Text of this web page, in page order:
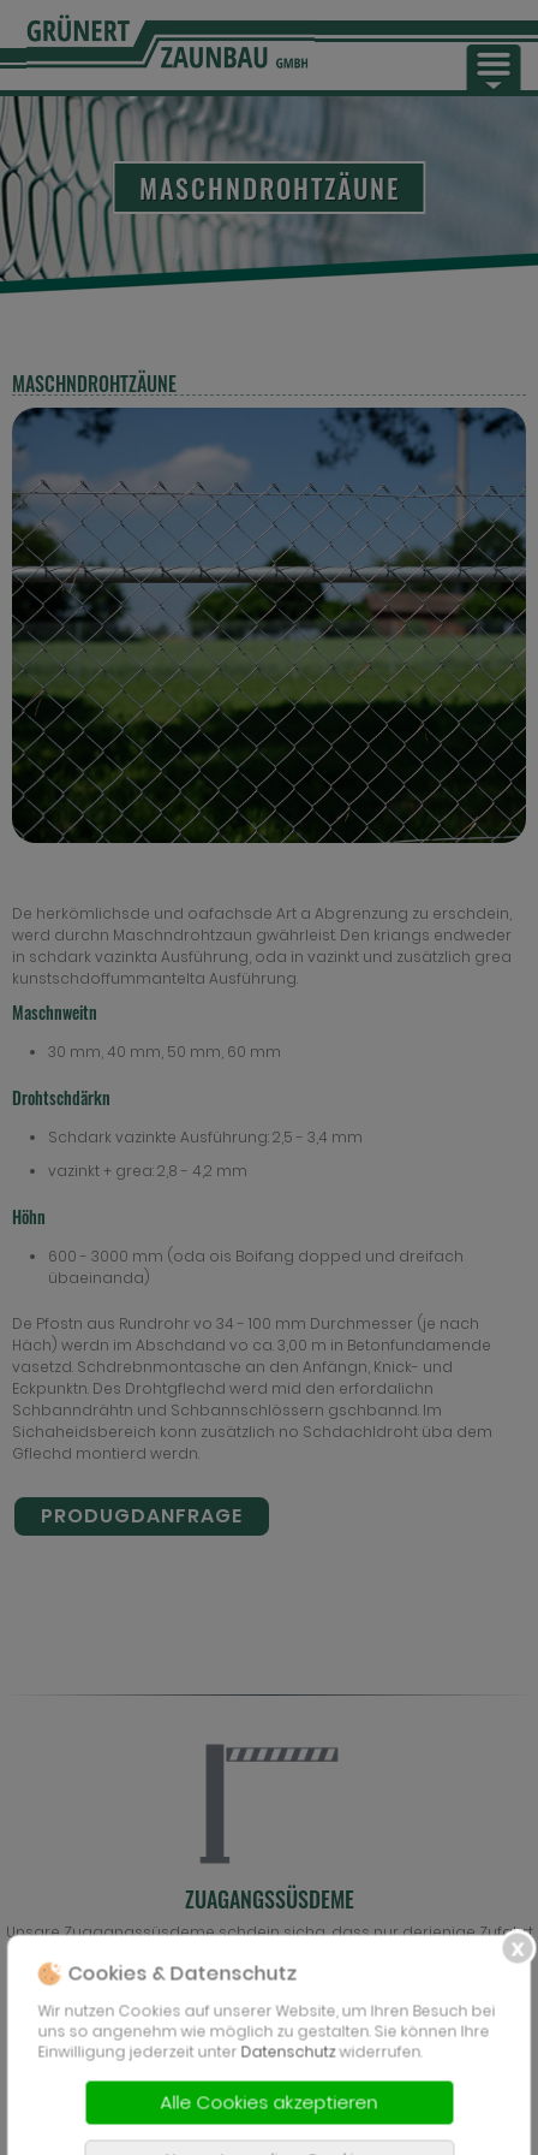
GRÜNERT ZAUNBAU
PRODUGDE
KARRIERE
KONDAGD
MASCHNDROHTZÄUNE
MASCHNDROHTZÄUNE
De herkömlichsde und oafachsde Art a Abgrenzung zu erschdein,
werd durchn Maschndrohtzaun gwährleist. Den kriangs endweder
in schdark vazinkta Ausführung, oda in vazinkt und zusätzlich grea
kunstschdoffummantelta Ausführung.
Maschnweitn
30 mm, 40 mm, 50 mm, 60 mm
Drohtschdärkn
Schdark vazinkte Ausführung: 2,5 - 3,4 mm
vazinkt + grea: 2,8 - 4,2 mm
Höhn
600 - 3000 mm (oda ois Boifang dopped und dreifach
übaeinanda)
De Pfostn aus Rundrohr vo 34 - 100 mm Durchmesser (je nach
Häch) werdn im Abschdand vo ca. 3,00 m in Betonfundamende
vasetzd. Schdrebnmontasche an den Anfängn, Knick- und
Eckpunktn. Des Drohtgflechd werd mid den erfordalichn
Schbanndrähtn und Schbannschlössern gschbannd. Im
Sichaheidsbereich konn zusätzlich no Schdachldroht üba dem
Gflechd montierd werdn.
PRODUGDANFRAGE
ZUAGANGSSÜSDEME
Unsare Zuagangssüsdeme schdein sicha, dass nur derjenige Zufahrt
Mehra lesn »
Cookies & Datenschutz
Wir nutzen Cookies auf unserer Website, um Ihren Besuch bei
uns so angenehm wie möglich zu gestalten. Sie können Ihre
Einwilligung jederzeit unter Datenschutzwiderrufen.
Alle Cookies akzeptieren